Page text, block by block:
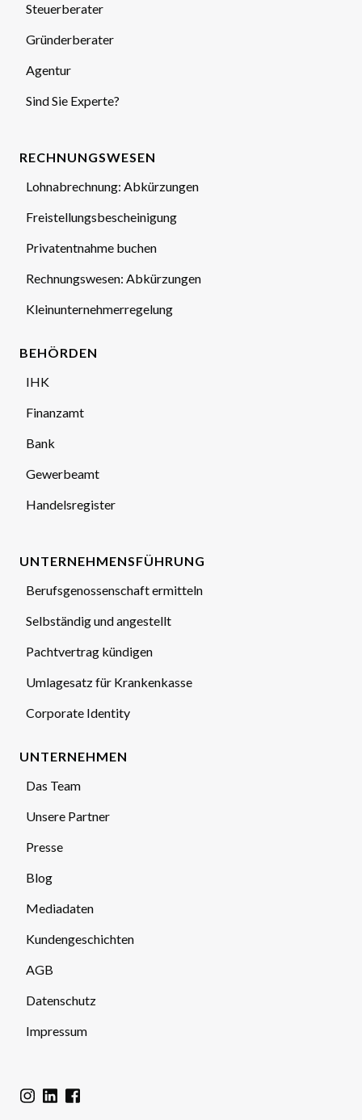
Steuerberater
Gründerberater
Agentur
Sind Sie Experte?
RECHNUNGSWESEN
Lohnabrechnung: Abkürzungen
Freistellungsbescheinigung
Privatentnahme buchen
Rechnungswesen: Abkürzungen
Kleinunternehmerregelung
BEHÖRDEN
IHK
Finanzamt
Bank
Gewerbeamt
Handelsregister
UNTERNEHMENSFÜHRUNG
Berufsgenossenschaft ermitteln
Selbständig und angestellt
Pachtvertrag kündigen
Umlagesatz für Krankenkasse
Corporate Identity
UNTERNEHMEN
Das Team
Unsere Partner
Presse
Blog
Mediadaten
Kundengeschichten
AGB
Datenschutz
Impressum